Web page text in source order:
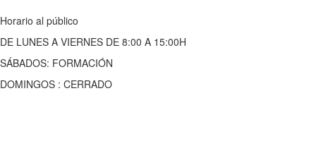
Horario al público
DE LUNES A VIERNES DE 8:00 A 15:00H
SÁBADOS: FORMACIÓN
DOMINGOS : CERRADO